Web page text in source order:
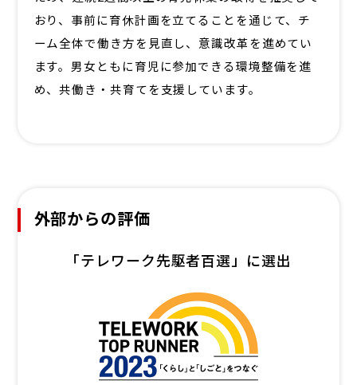
おり、事前に育休計画を立てることを通じて、チ
ーム全体で働き方を見直し、意識改革を進めてい
ます。男女ともに育児に参加できる環境整備を進
め、共働き・共育てを支援しています。
外部からの評価
「テレワーク先駆者百選」に選出